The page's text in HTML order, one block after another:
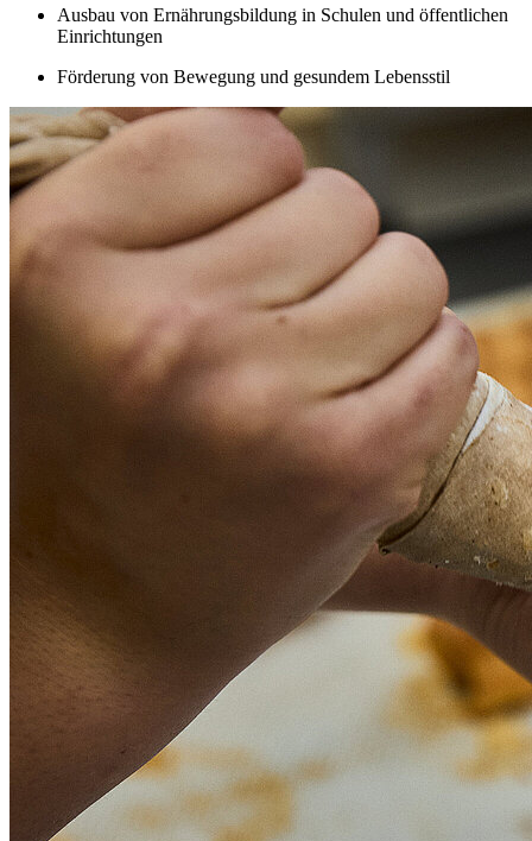
Ausbau von Ernährungsbildung in Schulen und öffentlichen
Einrichtungen
Förderung von Bewegung und gesundem Lebensstil